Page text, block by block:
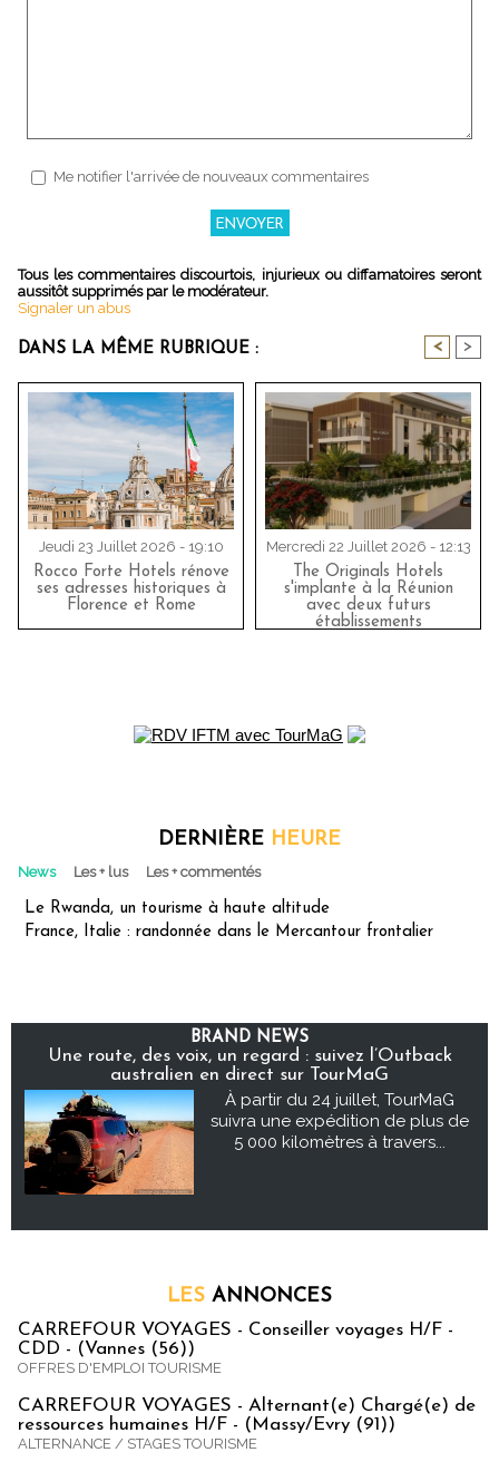
Me notifier l'arrivée de nouveaux commentaires
Tous les commentaires discourtois, injurieux ou diffamatoires seront
aussitôt supprimés par le modérateur.
Signaler un abus
DANS LA MÊME RUBRIQUE : < >
Jeudi 23 Juillet 2026 - 19:10
Rocco Forte Hotels rénove
ses adresses historiques à
Florence et Rome
Mercredi 22 Juillet 2026 - 12:13
The Originals Hotels
s'implante à la Réunion
avec deux futurs
établissements
DERNIÈRE HEURE
News Les + lus Les + commentés
Le Rwanda, un tourisme à haute altitude
France, Italie : randonnée dans le Mercantour frontalier
BRAND NEWS
Une route, des voix, un regard : suivez l’Outback
australien en direct sur TourMaG
À partir du 24 juillet, TourMaG
suivra une expédition de plus de
5 000 kilomètres à travers...
LES ANNONCES
CARREFOUR VOYAGES - Conseiller voyages H/F -
CDD - (Vannes (56))
OFFRES D'EMPLOI TOURISME
CARREFOUR VOYAGES - Alternant(e) Chargé(e) de
ressources humaines H/F - (Massy/Evry (91))
ALTERNANCE / STAGES TOURISME